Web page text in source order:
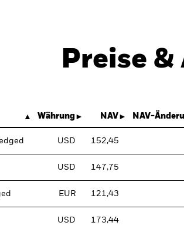
Preise
Währung NAV NAV-
USD 152,45
USD 147,75
EUR 121,43
USD 173,44